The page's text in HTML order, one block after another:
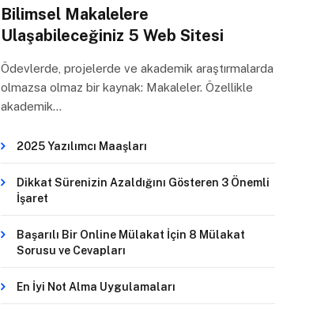
Bilimsel Makalelere
Ulaşabileceğiniz 5 Web Sitesi
Ödevlerde, projelerde ve akademik araştırmalarda
olmazsa olmaz bir kaynak: Makaleler. Özellikle
akademik…
2025 Yazılımcı Maaşları
Dikkat Sürenizin Azaldığını Gösteren 3 Önemli
İşaret
Başarılı Bir Online Mülakat İçin 8 Mülakat
Sorusu ve Cevapları
En İyi Not Alma Uygulamaları